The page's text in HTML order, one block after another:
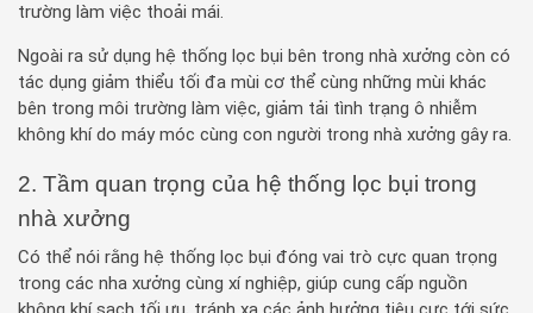
trường làm việc thoải mái.
Ngoài ra sử dụng hệ thống lọc bụi bên trong nhà xưởng còn có
tác dụng giảm thiểu tối đa mùi cơ thể cùng những mùi khác
bên trong môi trường làm việc, giảm tải tình trạng ô nhiễm
không khí do máy móc cùng con người trong nhà xưởng gây ra.
2. Tầm quan trọng của hệ thống lọc bụi trong
nhà xưởng
Có thể nói rằng hệ thống lọc bụi đóng vai trò cực quan trọng
trong các nha xưởng cùng xí nghiệp, giúp cung cấp nguồn